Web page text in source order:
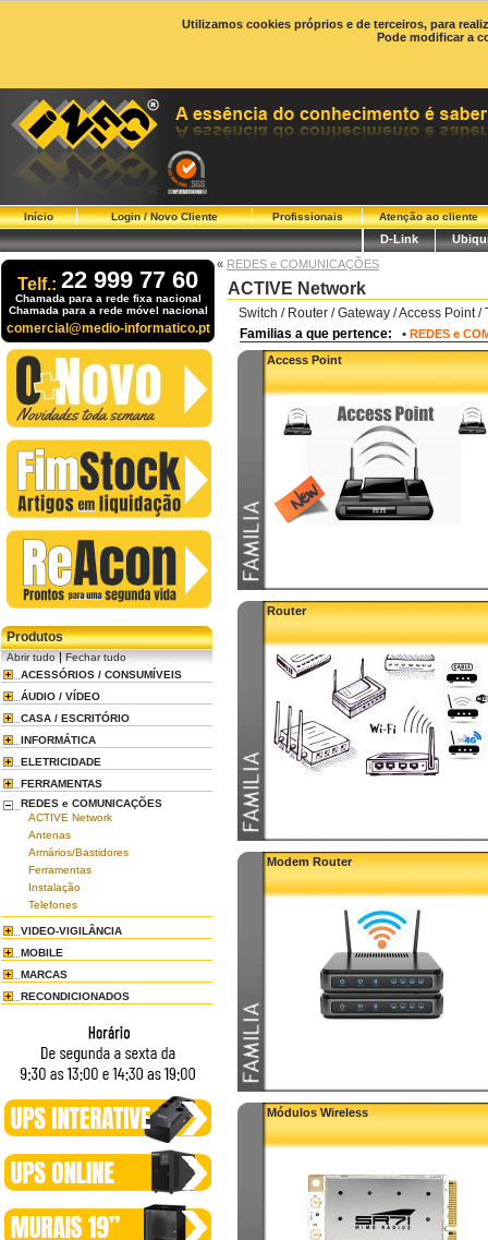
Utilizamos cookies próprios e de terceiros, para
Pode modificar a
Início Login / Novo Cliente Profissionais Atenção ao cliente
D-Link
Telf.: 22 999 77 60
Chamada para a rede fixa nacional
Chamada para a rede móvel nacional
comercial@medio-informatico.pt
Produtos
Abrir tudo|Fechar tudo
ACESSÓRIOS / CONSUMÍVEIS
ÁUDIO / VÍDEO
CASA / ESCRITÓRIO
INFORMÁTICA
ELETRICIDADE
FERRAMENTAS
REDES e COMUNICAÇÕES
ACTIVE Network
Antenas
Armários/Bastidores
Ferramentas
Instalação
Telefones
VIDEO-VIGILÂNCIA
MOBILE
MARCAS
RECONDICIONADOS
« REDES e COMUNICAÇÕES
ACTIVE Network
Switch / Router / Gateway / Access Point
Familias a que pertence: • REDES e
Access Point
Router
Modem Router
Módulos Wireless